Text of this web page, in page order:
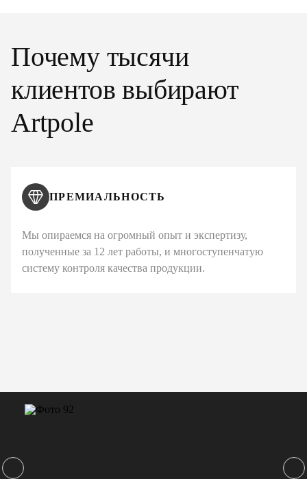
Почему тысячи
клиентов выбирают
Artpole
ПРЕМИАЛЬНОСТЬ
Мы опираемся на огромный опыт и экспертизу,
полученные за 12 лет работы, и многоступенчатую
систему контроля качества продукции.